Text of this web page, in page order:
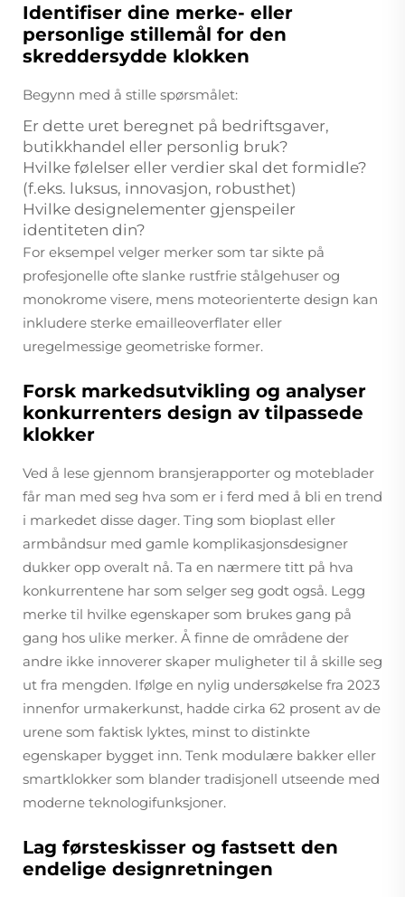
Identifiser dine merke- eller
personlige stillemål for den
skreddersydde klokken
Begynn med å stille spørsmålet:
Er dette uret beregnet på bedriftsgaver,
butikkhandel eller personlig bruk?
Hvilke følelser eller verdier skal det formidle?
(f.eks. luksus, innovasjon, robusthet)
Hvilke designelementer gjenspeiler
identiteten din?
For eksempel velger merker som tar sikte på
profesjonelle ofte slanke rustfrie stålgehuser og
monokrome visere, mens moteorienterte design kan
inkludere sterke emailleoverflater eller
uregelmessige geometriske former.
Forsk markedsutvikling og analyser
konkurrenters design av tilpassede
klokker
Ved å lese gjennom bransjerapporter og moteblader
får man med seg hva som er i ferd med å bli en trend
i markedet disse dager. Ting som bioplast eller
armbåndsur med gamle komplikasjonsdesigner
dukker opp overalt nå. Ta en nærmere titt på hva
konkurrentene har som selger seg godt også. Legg
merke til hvilke egenskaper som brukes gang på
gang hos ulike merker. Å finne de områdene der
andre ikke innoverer skaper muligheter til å skille seg
ut fra mengden. Ifølge en nylig undersøkelse fra 2023
innenfor urmakerkunst, hadde cirka 62 prosent av de
urene som faktisk lyktes, minst to distinkte
egenskaper bygget inn. Tenk modulære bakker eller
smartklokker som blander tradisjonell utseende med
moderne teknologifunksjoner.
Lag førsteskisser og fastsett den
endelige designretningen